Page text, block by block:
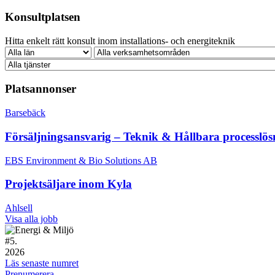
Konsultplatsen
Hitta enkelt rätt konsult inom installations- och energiteknik
Platsannonser
Barsebäck
Försäljningsansvarig – Teknik & Hållbara
EBS Environment & Bio Solutions AB
Projektsäljare inom Kyla
Ahlsell
Visa alla jobb
#5.
2026
Läs senaste numret